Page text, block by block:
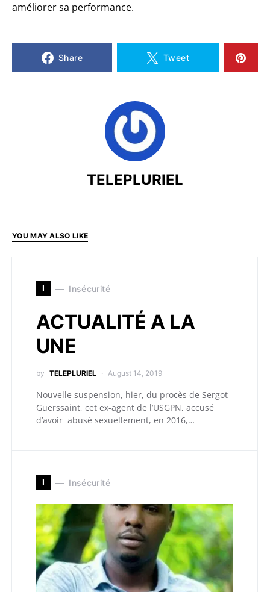
améliorer sa performance.
Share Tweet
TELEPLURIEL
YOU MAY ALSO LIKE
I Insécurité
ACTUALITÉ A LA
UNE
by TELEPLURIEL August 14, 2019
Nouvelle suspension, hier, du procès de Sergot
Guerssaint, cet ex-agent de l’USGPN, accusé
d’avoir abusé sexuellement, en 2016,…
I Insécurité